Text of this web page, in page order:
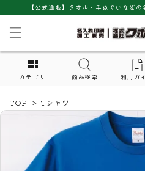
【公式通販】タオル・手ぬぐいなど
カテゴリ 商品検索 利用ガ
TOP > Tシャツ